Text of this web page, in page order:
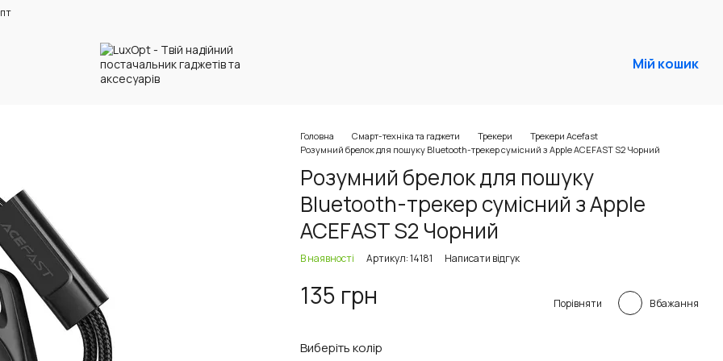
Мій кошик
Головна Смарт-техніка та гаджети Трекери
Трекери Acefast
Розумний брелок для пошуку Bluetooth-трекер сумісний з Apple ACEFAST S2 Чорний
Розумний брелок для пошуку
Bluetooth-трекер сумісний з Apple
ACEFAST S2 Чорний
В наявності Артикул: 14181 Написати відгук
135 грн Порівняти В бажання
Виберіть колір